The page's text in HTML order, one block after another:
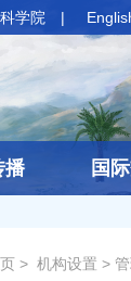
学院
播 国
> 机构设置 >